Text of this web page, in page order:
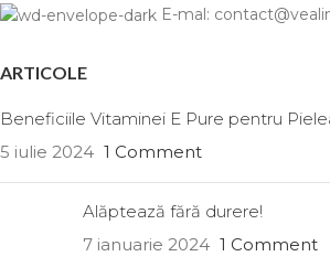
E-mal:
ARTICOLE
Beneficiile Vitaminei E Pure pentru
5 iulie 2024 1 Comment
Alăptează fără durere!
7 ianuarie 2024 1 Comment